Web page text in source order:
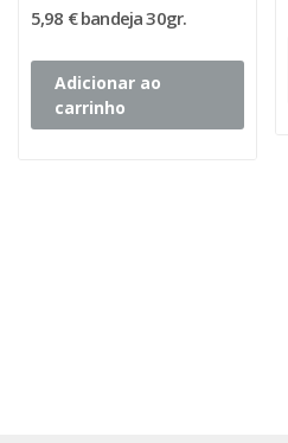
5,98 € bandeja 30gr.
Adicionar ao
carrinho